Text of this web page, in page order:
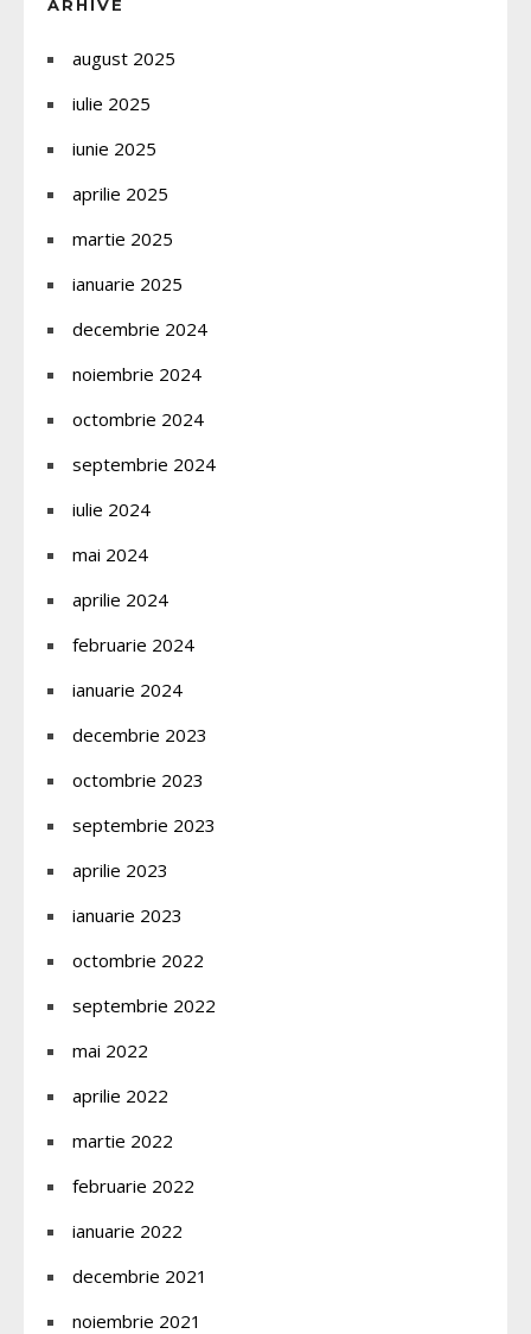
ARHIVE
august 2025
iulie 2025
iunie 2025
aprilie 2025
martie 2025
ianuarie 2025
decembrie 2024
noiembrie 2024
octombrie 2024
septembrie 2024
iulie 2024
mai 2024
aprilie 2024
februarie 2024
ianuarie 2024
decembrie 2023
octombrie 2023
septembrie 2023
aprilie 2023
ianuarie 2023
octombrie 2022
septembrie 2022
mai 2022
aprilie 2022
martie 2022
februarie 2022
ianuarie 2022
decembrie 2021
noiembrie 2021